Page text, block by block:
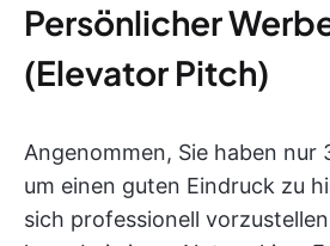
Persönlicher
(Elevator Pitch)
Angenommen, Sie haben nur
um einen guten Eindruck zu
sich professionell